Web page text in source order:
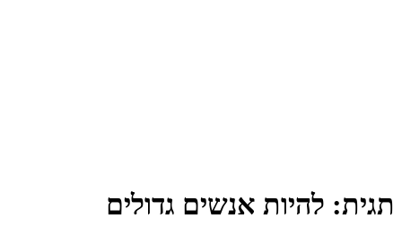
תגית: להיות אנשים גדולים